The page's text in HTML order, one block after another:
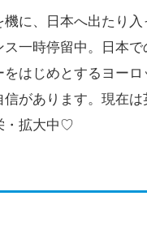
機に、日本へ出たり
一時停留中。日本で
をはじめとするヨー
信があります。現在
・拡大中♡